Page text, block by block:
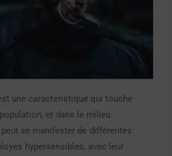
une caractéristique qui touche
et dans le milieu
se manifester de différentes
hypersensibles, avec leur